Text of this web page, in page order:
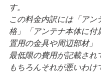
す。
この料金内訳には「アン
格」「アンテナ本体に付
置用の金具や周辺部材」
最低限の費用が記載され
もちろんそれが悪いわけ